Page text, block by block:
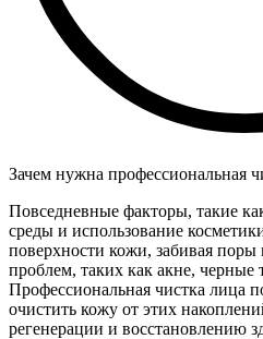
Зачем нужна профессиональная
Повседневные факторы, такие
среды и использование
поверхности кожи, забивая
проблем, таких как акне, черные
Профессиональная чистка лица
очистить кожу от этих
регенерации и восстановлению